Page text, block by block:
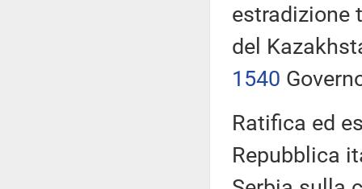
estradizione
del
1540
Ratifica ed
Repubblica